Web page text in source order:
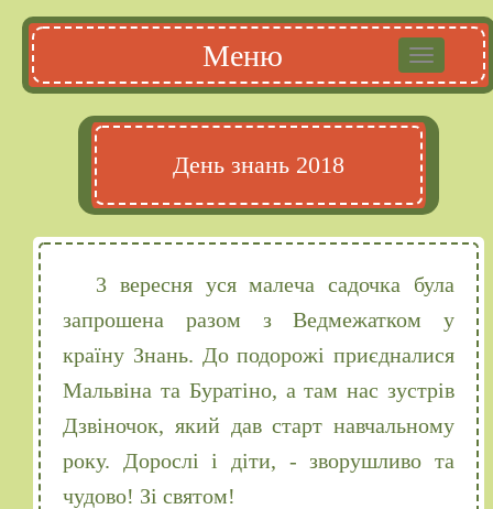
Меню
День знань 2018
3 вересня уся малеча садочка була
запрошена разом з Ведмежатком у
країну Знань. До подорожі приєдналися
Мальвіна та Буратіно, а там нас зустрів
Дзвіночок, який дав старт навчальному
року. Дорослі і діти, - зворушливо та
чудово! Зі святом!